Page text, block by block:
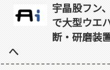
宇晶股フン
で大型ウエ
断・研磨装
へ